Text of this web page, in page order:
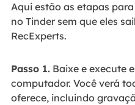
Aqui estão as etapas
no Tinder sem que eles
RecExperts.
Passo 1.Baixe e execute
computador. Você verá
oferece, incluindo